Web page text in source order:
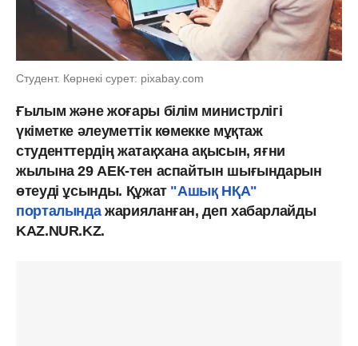
Студент. Көрнекі сурет: pixabay.com
Ғылым және жоғары білім министрлігі
үкіметке әлеуметтік көмекке мұқтаж
студенттердің жатақхана ақысын, яғни
жылына 29 АЕК-тен аспайтын шығындарын
өтеуді ұсынды. Құжат"Ашық НҚА"
порталындажарияланған, деп хабарлайды
KAZ.NUR.KZ.